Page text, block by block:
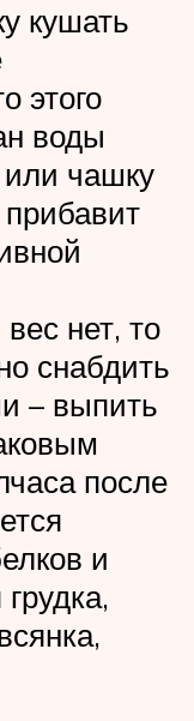
кушать
этого
воды
чашку
прибавит
нет, то
снабдить
– выпить
после
и